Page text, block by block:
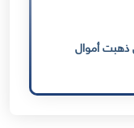
ذهبت أموال